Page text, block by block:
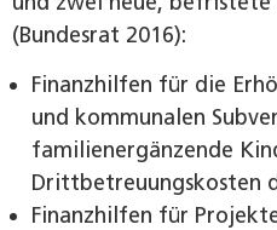
(Bundesrat 2016):
Finanzhilfen für die
und kommunalen
familienergänzende
Drittbetreuungskosten
Finanzhilfen für